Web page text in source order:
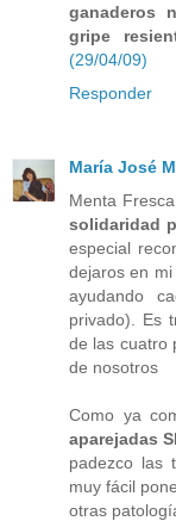
ganaderos
gripe
(29/04/09)
Responder
María José
Menta
solidaridad
especial
dejaros en
ayudando
privado). Es
de las cuatro
de nosotros
Como ya
aparejadas
padezco las
muy fácil
otras